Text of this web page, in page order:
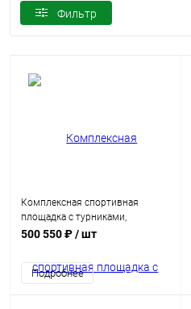
Фильтр
Комплексная спортивная
площадка с турниками,
брусьями, рукоходами,
500 550 ₽/ шт
Подробнее